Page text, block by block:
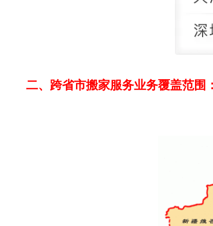
二、跨省市搬家服务业务覆盖范围：